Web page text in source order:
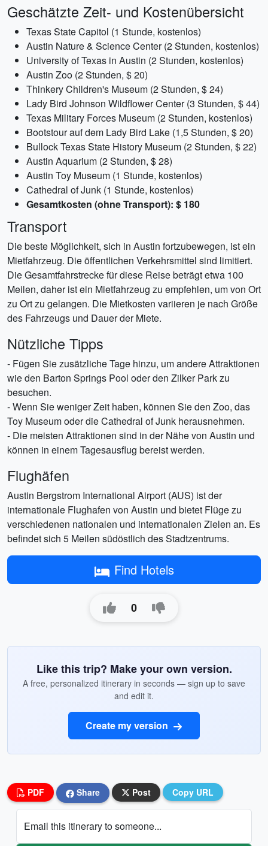
Geschätzte Zeit- und Kostenübersicht
Texas State Capitol (1 Stunde, kostenlos)
Austin Nature & Science Center (2 Stunden, kostenlos)
University of Texas in Austin (2 Stunden, kostenlos)
Austin Zoo (2 Stunden, $ 20)
Thinkery Children's Museum (2 Stunden, $ 24)
Lady Bird Johnson Wildflower Center (3 Stunden, $ 44)
Texas Military Forces Museum (2 Stunden, kostenlos)
Bootstour auf dem Lady Bird Lake (1,5 Stunden, $ 20)
Bullock Texas State History Museum (2 Stunden, $ 22)
Austin Aquarium (2 Stunden, $ 28)
Austin Toy Museum (1 Stunde, kostenlos)
Cathedral of Junk (1 Stunde, kostenlos)
Gesamtkosten (ohne Transport): $ 180
Transport
Die beste Möglichkeit, sich in Austin fortzubewegen, ist ein
Mietfahrzeug. Die öffentlichen Verkehrsmittel sind limitiert.
Die Gesamtfahrstrecke für diese Reise beträgt etwa 100
Meilen, daher ist ein Mietfahrzeug zu empfehlen, um von Ort
zu Ort zu gelangen. Die Mietkosten variieren je nach Größe
des Fahrzeugs und Dauer der Miete.
Nützliche Tipps
- Fügen Sie zusätzliche Tage hinzu, um andere Attraktionen
wie den Barton Springs Pool oder den Zilker Park zu
besuchen.
- Wenn Sie weniger Zeit haben, können Sie den Zoo, das
Toy Museum oder die Cathedral of Junk herausnehmen.
- Die meisten Attraktionen sind in der Nähe von Austin und
können in einem Tagesausflug bereist werden.
Flughäfen
Austin Bergstrom International Airport (AUS) ist der
internationale Flughafen von Austin und bietet Flüge zu
verschiedenen nationalen und internationalen Zielen an. Es
befindet sich 5 Meilen südöstlich des Stadtzentrums.
Find Hotels
0
Like this trip? Make your own version.
A free, personalized itinerary in seconds — sign up to save
and edit it.
Create my version
PDF Share Post Copy URL
Email this itinerary to someone...